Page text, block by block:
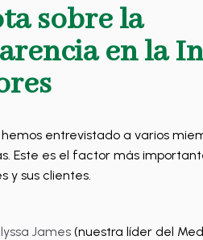
sobre la
en la
entrevistado a varios
Este es el factor más
y sus clientes.
James(nuestra líder del